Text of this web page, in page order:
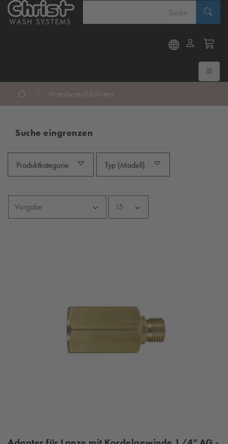
Handwaschbürsten
Suche eingrenzen
Produktkategorie Typ (Modell)